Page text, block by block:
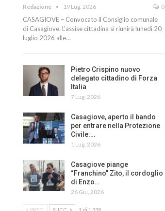
Redazione 19 Lug, 2026 0
CASAGIOVE – Convocato il Consiglio comunale
di Casagiove. L'assise cittadina si riunirà lunedì 20
luglio 2026 alle…
Pietro Crispino nuovo
delegato cittadino di Forza
Italia
7 Lug, 2026
Casagiove, aperto il bando
per entrare nella Protezione
Civile:…
1 Lug, 2026
Casagiove piange
“Franchino” Zito, il cordoglio
di Enzo…
26 Giu, 2026